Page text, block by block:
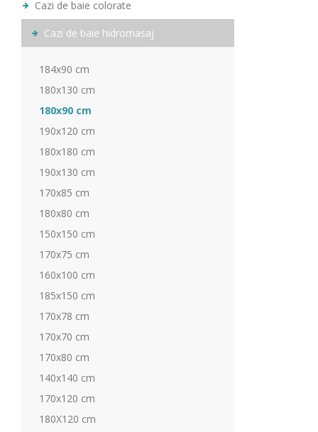
Cazi de baie colorate
Cazi de baie hidromasaj
184x90 cm
180x130 cm
180x90 cm
190x120 cm
180x180 cm
190x130 cm
170x85 cm
180x80 cm
150x150 cm
170x75 cm
160x100 cm
185x150 cm
170x78 cm
170x70 cm
170x80 cm
140x140 cm
170x120 cm
180X120 cm